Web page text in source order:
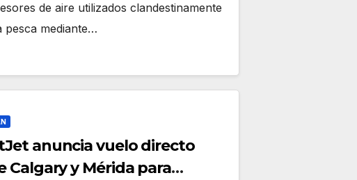
de aire utilizados clandestinamente
pesca mediante…
anuncia vuelo directo
Calgary y Mérida para